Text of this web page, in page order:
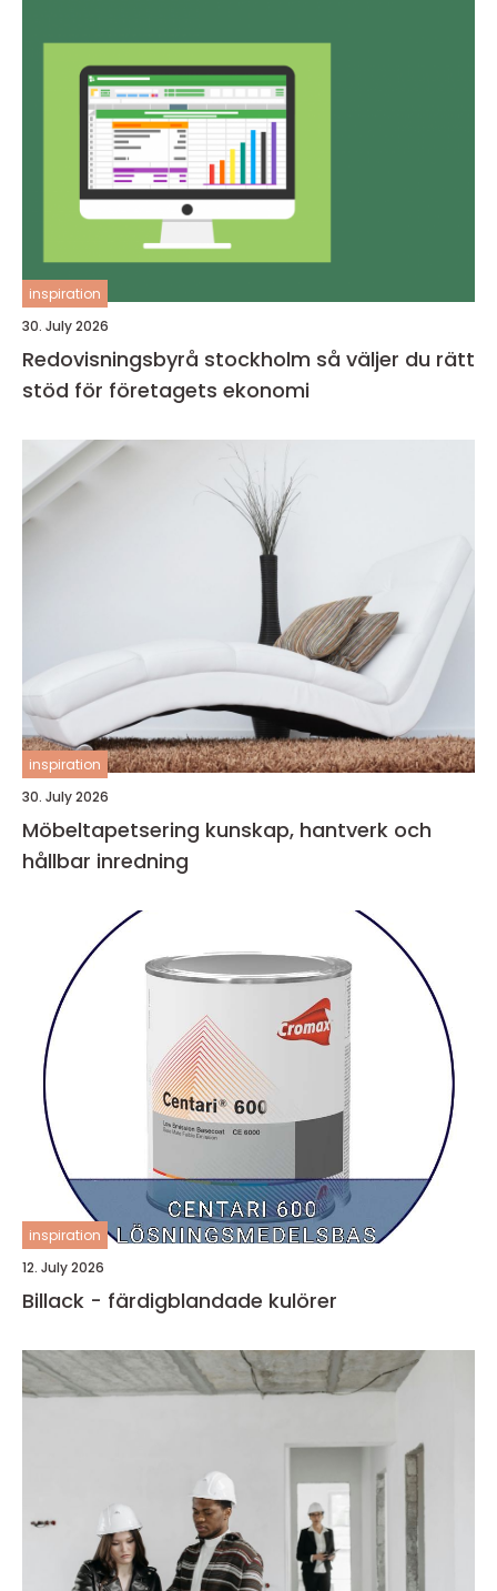
inspiration
30. July 2026
Redovisningsbyrå stockholm så väljer du rätt
stöd för företagets ekonomi
inspiration
30. July 2026
Möbeltapetsering kunskap, hantverk och
hållbar inredning
inspiration
12. July 2026
Billack - färdigblandade kulörer